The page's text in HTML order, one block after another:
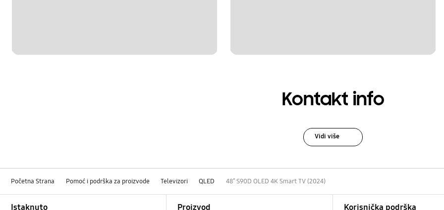
Kontakt info
Vidi više
Početna Strana Pomoć i podrška za proizvode Televizori QLED 48″ S90D OLED 4K Smart TV (2024)
Istaknuto Proizvod Korisnička podrška